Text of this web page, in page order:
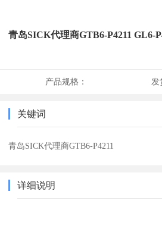
青岛SICK代理商GTB6-P4211 GL6-
产品规格： 发
关键词
青岛SICK代理商GTB6-P4211
详细说明